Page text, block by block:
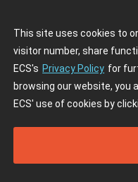
This site uses cookies to
visitor number, share
ECS's Privacy Policy for
browsing our website, you
ECS' use of cookies by